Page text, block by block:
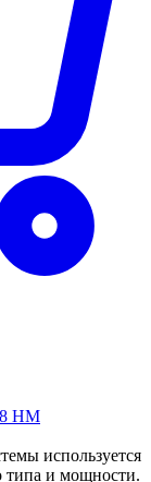
HM
используется
типа и мощности.